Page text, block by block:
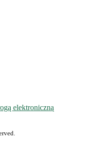
elektroniczną